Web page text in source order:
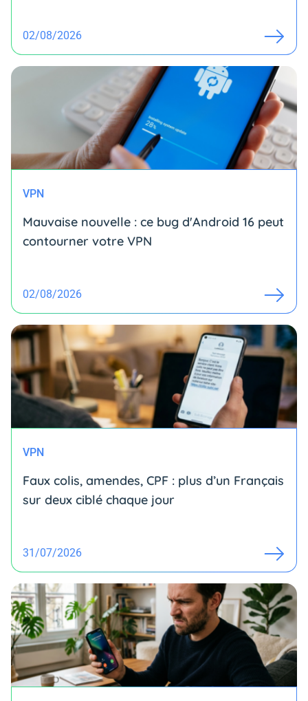
02/08/2026
VPN
Mauvaise nouvelle : ce bug d'Android 16 peut
contourner votre VPN
02/08/2026
VPN
Faux colis, amendes, CPF : plus d’un Français
sur deux ciblé chaque jour
31/07/2026